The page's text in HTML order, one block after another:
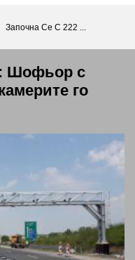
Започна Се С 222 ...
Шофьор с
го